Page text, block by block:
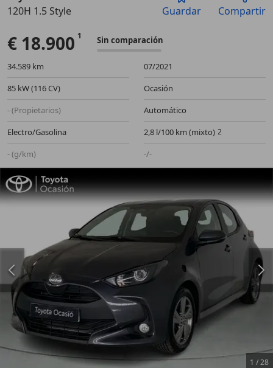
Anterior
120H 1.5 Style
Guardar Compartir
€ 18.900 Sin comparación
34.589 km
07/2021
85 kW (116 CV)
Ocasión
- (Propietarios)
Automático
Electro/Gasolina
2,8 l/100 km (mixto)
- (g/km)
-/-
1 /28